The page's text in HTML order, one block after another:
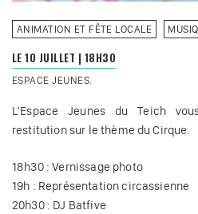
ANIMATION ET FÊTE LOCALE
LE 10 JUILLET | 18H30
ESPACE JEUNES.
L’Espace Jeunes du Teich
restitution sur le thème du Cirque.
18h30 : Vernissage photo
19h : Représentation circassienne
20h30 : DJ Batfive